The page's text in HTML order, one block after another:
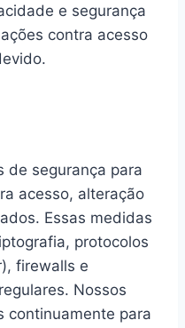
e segurança
contra acesso
de segurança para
acesso, alteração
Essas medidas
protocolos
firewalls e
Nossos
continuamente para